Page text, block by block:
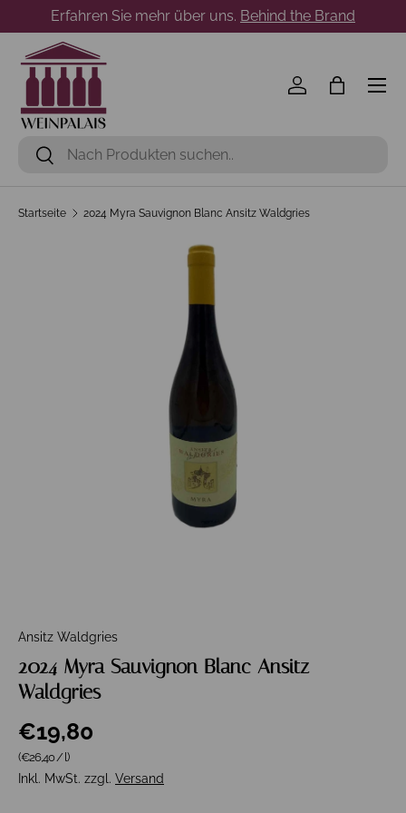
Direkt zum Inhalt
Erfahren Sie mehr über uns. Behind the Brand
Suchen
Suchen
Einloggen
Menü
Startseite 2024 Myra Sauvignon Blanc Ansitz Waldgries
Ansitz Waldgries
2024 Myra Sauvignon Blanc Ansitz
Waldgries
€19,80
Grundpreis
(€26,40/l)
Inkl. MwSt. zzgl. Versand